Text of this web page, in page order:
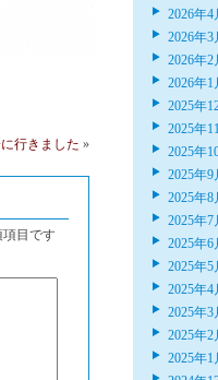
行きました »
項目です
2026年4
2026年3
2026年2
2026年1
2025年
2025年
2025年
2025年9
2025年8
2025年7
2025年6
2025年5
2025年4
2025年3
2025年2
2025年1